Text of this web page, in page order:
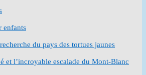
enfants
du pays des tortues jaunes
et l’incroyable escalade du Mont-Blanc